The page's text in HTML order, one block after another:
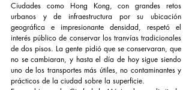
Ciudades como Hong Kong, con grandes retos
urbanos y de infraestructura por su ubicación
geográfica e impresionante densidad, respetó el
interés público de conservar los tranvías tradicionales
de dos pisos. La gente pidió que se conservaran, que
no se cambiaran, y hasta el día de hoy sigue siendo
uno de los transportes más útiles, no contaminantes y
prácticos de la ciudad sobre la superficie.